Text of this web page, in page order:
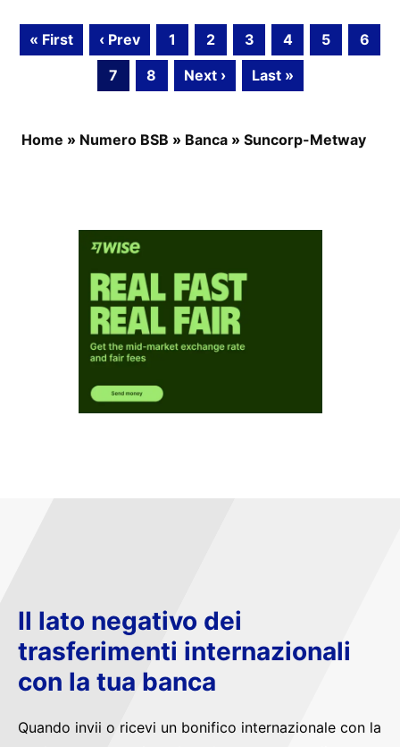
« First ‹ Prev 1 2 3 4 5
6
7
8 Next › Last »
Home » Numero BSB » Banca » Suncorp-Metway
Il lato negativo dei
trasferimenti internazionali
con la tua banca
Quando invii o ricevi un bonifico internazionale con la